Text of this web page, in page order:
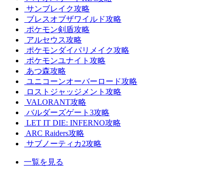
サンブレイク攻略
ブレスオブザワイルド攻略
ポケモン剣盾攻略
アルセウス攻略
ポケモンダイパリメイク攻略
ポケモンユナイト攻略
あつ森攻略
ユニコーンオーバーロード攻略
ロストジャッジメント攻略
VALORANT攻略
バルダーズゲート3攻略
LET IT DIE: INFERNO攻略
ARC Raiders攻略
サブノーティカ2攻略
一覧を見る